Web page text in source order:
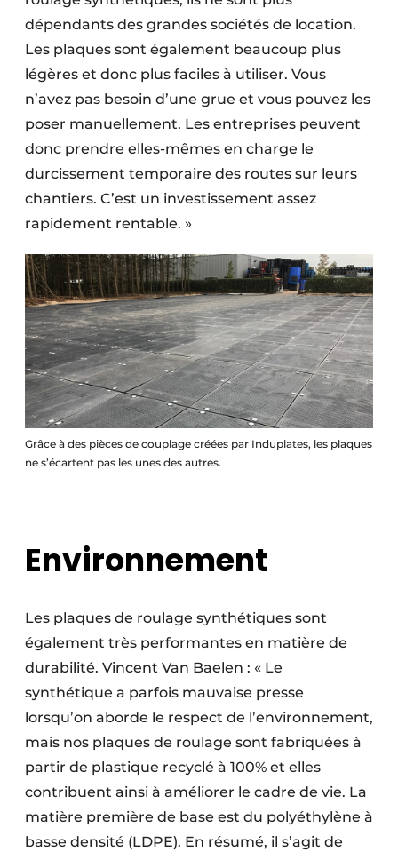
dépendants des grandes sociétés de location.
Les plaques sont également beaucoup plus
légères et donc plus faciles à utiliser. Vous
n’avez pas besoin d’une grue et vous pouvez les
poser manuellement. Les entreprises peuvent
donc prendre elles-mêmes en charge le
durcissement temporaire des routes sur leurs
chantiers. C’est un investissement assez
rapidement rentable. »
Grâce à des pièces de couplage créées par Induplates, les plaques
ne s’écartent pas les unes des autres.
Environnement
Les plaques de roulage synthétiques sont
également très performantes en matière de
durabilité. Vincent Van Baelen : « Le
synthétique a parfois mauvaise presse
lorsqu’on aborde le respect de l’environnement,
mais nos plaques de roulage sont fabriquées à
partir de plastique recyclé à 100% et elles
contribuent ainsi à améliorer le cadre de vie. La
matière première de base est du polyéthylène à
basse densité (LDPE). En résumé, il s’agit de